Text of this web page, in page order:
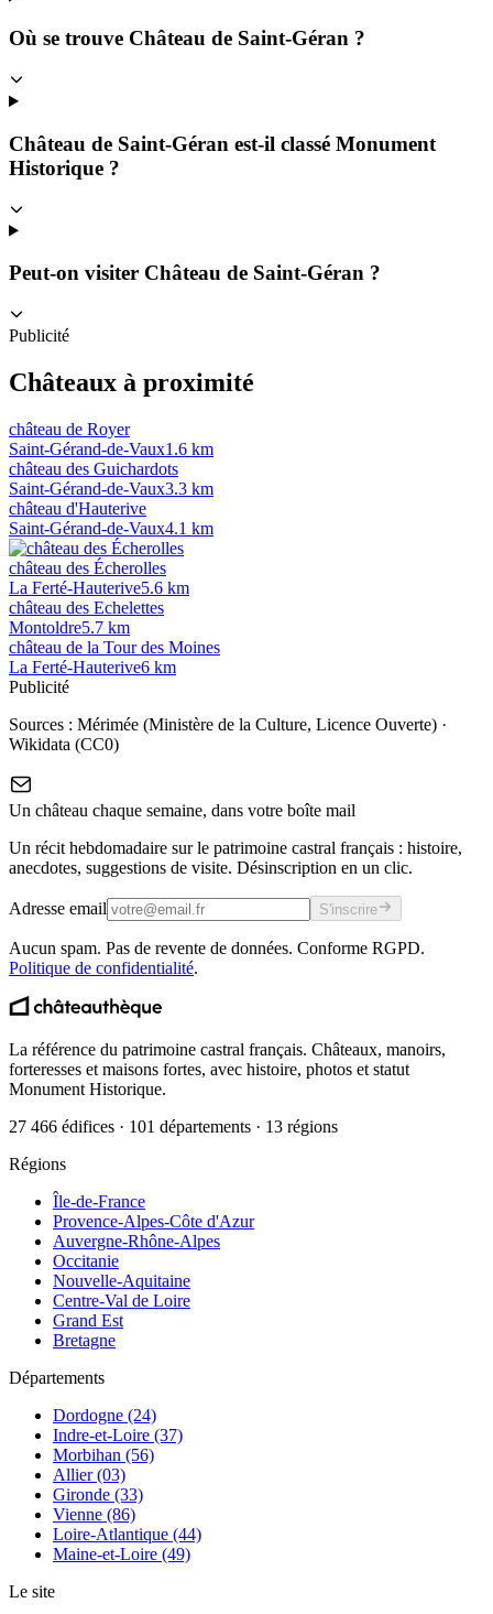
Où se trouve Château de Saint-Géran ?
Château de Saint-Géran est-il classé Monument
Historique ?
Peut-on visiter Château de Saint-Géran ?
Publicité
Châteaux à proximité
château de Royer
Saint-Gérand-de-Vaux1.6 km
château des Guichardots
Saint-Gérand-de-Vaux3.3 km
château d'Hauterive
Saint-Gérand-de-Vaux4.1 km
château des Écherolles
La Ferté-Hauterive5.6 km
château des Echelettes
Montoldre5.7 km
château de la Tour des Moines
La Ferté-Hauterive6 km
Publicité
Sources : Mérimée (Ministère de la Culture, Licence Ouverte) ·
Wikidata (CC0)
Un château chaque semaine, dans votre boîte mail
Un récit hebdomadaire sur le patrimoine castral français : histoire,
anecdotes, suggestions de visite. Désinscription en un clic.
Adresse email S'inscrire
Aucun spam. Pas de revente de données. Conforme RGPD.
Politique de confidentialité.
La référence du patrimoine castral français. Châteaux, manoirs,
forteresses et maisons fortes, avec histoire, photos et statut
Monument Historique.
27 466 édifices · 101 départements · 13 régions
Régions
Île-de-France
Provence-Alpes-Côte d'Azur
Auvergne-Rhône-Alpes
Occitanie
Nouvelle-Aquitaine
Centre-Val de Loire
Grand Est
Bretagne
Départements
Dordogne (24)
Indre-et-Loire (37)
Morbihan (56)
Allier (03)
Gironde (33)
Vienne (86)
Loire-Atlantique (44)
Maine-et-Loire (49)
Le site